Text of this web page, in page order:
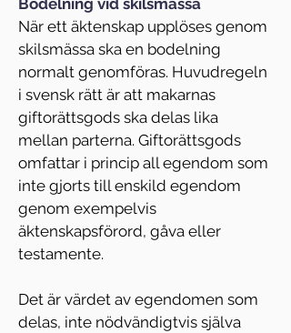
Bodelning vid skilsmässa
När ett äktenskap upplöses genom
skilsmässa ska en bodelning
normalt genomföras. Huvudregeln
i svensk rätt är att makarnas
giftorättsgods ska delas lika
mellan parterna. Giftorättsgods
omfattar i princip all egendom som
inte gjorts till enskild egendom
genom exempelvis
äktenskapsförord, gåva eller
testamente.
Det är värdet av egendomen som
delas, inte nödvändigtvis själva